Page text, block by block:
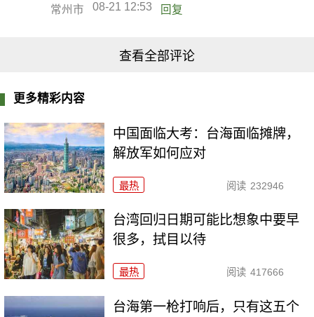
常州市 08-21 12:53 回复
查看全部评论
更多精彩内容
中国面临大考：台海面临摊牌，
解放军如何应对
最热 阅读 232946
台湾回归日期可能比想象中要早
很多，拭目以待
最热 阅读 417666
台海第一枪打响后，只有这五个